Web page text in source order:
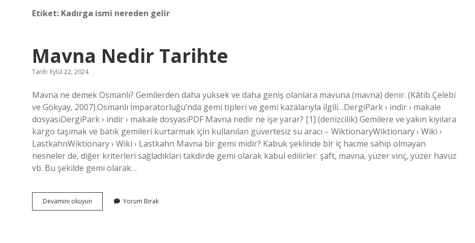
Etiket: Kadırga ismi nereden gelir
Mavna Nedir Tarihte
Tarih: Eylül 22, 2024
Mavna ne demek Osmanlı? Gemilerden daha yüksek ve daha geniş olanlara mavuna (mavna) denir. (Kâtib Çelebi
ve Gökyay, 2007).Osmanlı İmparatorluğu’nda gemi tipleri ve gemi kazalarıyla ilgili…DergiPark › indir › makale
dosyasıDergiPark › indir › makale dosyasıPDF Mavna nedir ne işe yarar? [1] (denizcilik) Gemilere ve yakın kıyılara
kargo taşımak ve batık gemileri kurtarmak için kullanılan güvertesiz su aracı – WiktionaryWiktionary › Wiki ›
LastkahnWiktionary › Wiki › Lastkahn Mavna bir gemi midir? Kabuk şeklinde bir iç hacme sahip olmayan
nesneler de, diğer kriterleri sağladıkları takdirde gemi olarak kabul edilirler: şaft, mavna, yüzer vinç, yüzer havuz
vb. Bu şekilde gemi olarak…
Devamını okuyun
Nedir
Yorum Bırak